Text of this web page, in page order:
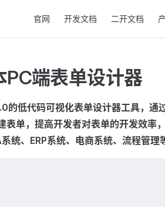
官网 开发文档 二开文档
端表单设计器
低代码可视化表单设计器工具，通
表单，提高开发者对表单的开发效率
统、ERP系统、电商系统、流程管理